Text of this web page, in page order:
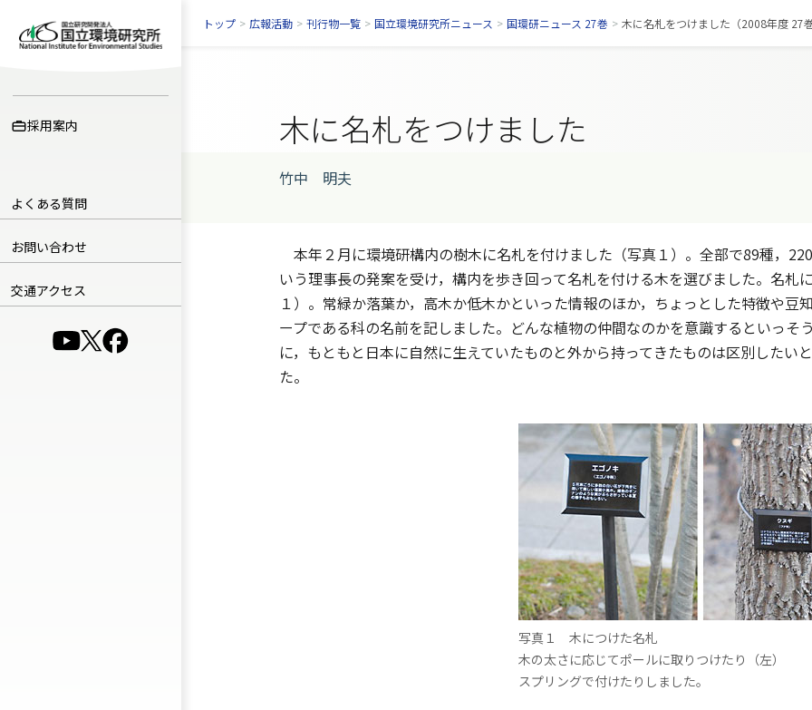
採用案内
よくある質問
お問い合わせ
交通アクセス
（別ウインドウで開きます）
（別ウインドウで開きます）
（別ウインドウで開きます）
トップ > 広報活動 > 刊行物一覧 > 国立環境研究所ニュース > 国環研ニュース 27巻 > 木に名札をつけました（2008年度 27
木に名札をつけました
竹中 明夫
本年２月に環境研構内の樹木に名札を付けました（写真１）。全部で89種，
いう理事長の発案を受け，構内を歩き回って名札を付ける木を選びました。名札
１）。常緑か落葉か，高木か低木かといった情報のほか，ちょっとした特徴や
ープである科の名前を記しました。どんな植物の仲間なのかを意識するといっそ
に，もともと日本に自然に生えていたものと外から持ってきたものは区別したい
た。
写真１ 木につけた名札
木の太さに応じてポールに取りつけたり（左）
スプリングで付けたりしました。